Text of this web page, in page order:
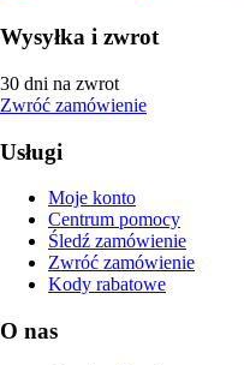
Wysyłka i zwrot
30 dni na zwrot
Zwróć zamówienie
Usługi
Moje konto
Centrum pomocy
Śledź zamówienie
Zwróć zamówienie
Kody rabatowe
O nas